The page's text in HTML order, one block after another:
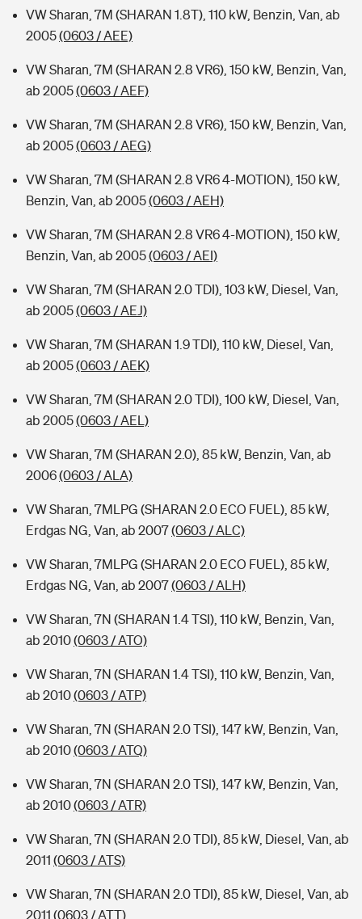
VW Sharan, 7M (SHARAN 1.8T), 110 kW, Benzin, Van, ab
2005(0603 / AEE)
VW Sharan, 7M (SHARAN 2.8 VR6), 150 kW, Benzin, Van,
ab 2005(0603 / AEF)
VW Sharan, 7M (SHARAN 2.8 VR6), 150 kW, Benzin, Van,
ab 2005(0603 / AEG)
VW Sharan, 7M (SHARAN 2.8 VR6 4-MOTION), 150 kW,
Benzin, Van, ab 2005(0603 / AEH)
VW Sharan, 7M (SHARAN 2.8 VR6 4-MOTION), 150 kW,
Benzin, Van, ab 2005(0603 / AEI)
VW Sharan, 7M (SHARAN 2.0 TDI), 103 kW, Diesel, Van,
ab 2005(0603 / AEJ)
VW Sharan, 7M (SHARAN 1.9 TDI), 110 kW, Diesel, Van,
ab 2005(0603 / AEK)
VW Sharan, 7M (SHARAN 2.0 TDI), 100 kW, Diesel, Van,
ab 2005(0603 / AEL)
VW Sharan, 7M (SHARAN 2.0), 85 kW, Benzin, Van, ab
2006(0603 / ALA)
VW Sharan, 7MLPG (SHARAN 2.0 ECO FUEL), 85 kW,
Erdgas NG, Van, ab 2007(0603 / ALC)
VW Sharan, 7MLPG (SHARAN 2.0 ECO FUEL), 85 kW,
Erdgas NG, Van, ab 2007(0603 / ALH)
VW Sharan, 7N (SHARAN 1.4 TSI), 110 kW, Benzin, Van,
ab 2010(0603 / ATO)
VW Sharan, 7N (SHARAN 1.4 TSI), 110 kW, Benzin, Van,
ab 2010(0603 / ATP)
VW Sharan, 7N (SHARAN 2.0 TSI), 147 kW, Benzin, Van,
ab 2010(0603 / ATQ)
VW Sharan, 7N (SHARAN 2.0 TSI), 147 kW, Benzin, Van,
ab 2010(0603 / ATR)
VW Sharan, 7N (SHARAN 2.0 TDI), 85 kW, Diesel, Van, ab
2011 (0603 / ATS)
VW Sharan, 7N (SHARAN 2.0 TDI), 85 kW, Diesel, Van, ab
2011 (0603 / ATT)